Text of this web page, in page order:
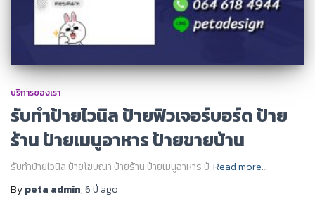
บริการของเรา
รับทำป้ายไวนิล ป้ายฟิวเจอร์บอร์ด ป้าย
ร้าน ป้ายเมนูอาหาร ป้ายขายบ้าน
รับทำป้ายไวนิล ป้ายโฆษณา ป้ายร้าน ป้ายเมนูอาหาร ป้ Read more…
Bypeta admin,6 ปี ago